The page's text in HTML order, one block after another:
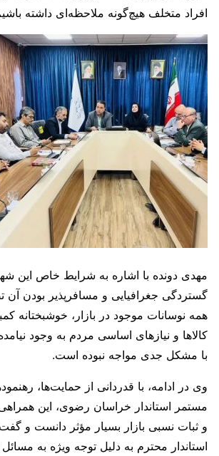
افراد متخلف هیچ‌گونه ملاحظه‌ای داشته
مهدی دونده با اشاره به شرایط خاص این
گستردگی جغرافیایی و مسافرپذیر بودن آن
همه نوسانات موجود در بازار، خوشبختانه
کالاها و نیازهای اساسی مردم به وجود
با مشکل جدی مواجه نبوده است.
وی در ادامه، با قدردانی از حمایت‌ها،
مستمر استاندار خراسان رضوی، این
و ثبات نسبی بازار بسیار مؤثر دانست و
استاندار محترم به دلیل توجه ویژه به مسائل